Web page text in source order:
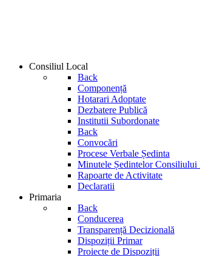
Consiliul Local
Back
Componență
Hotarari Adoptate
Dezbatere Publică
Institutii Subordonate
Back
Convocări
Procese Verbale Ședinta
Minutele Ședintelor Consiliului
Rapoarte de Activitate
Declaratii
Primaria
Back
Conducerea
Transparență Decizională
Dispoziții Primar
Proiecte de Dispoziții